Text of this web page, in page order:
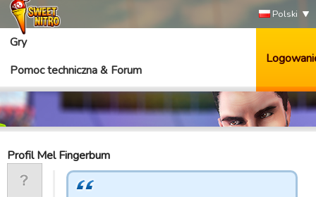
Polski
Gry
Pomoc techniczna & Forum
Profil Mel Fingerbum